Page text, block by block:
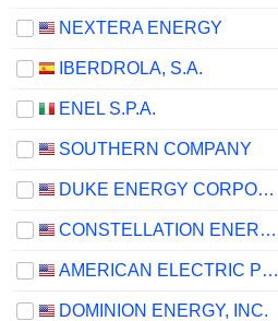
NEXTERA ENERGY
IBERDROLA, S.A.
ENEL S.P.A.
SOUTHERN COMPANY
DUKE ENERGY CORPORATION
CONSTELLATION ENERGY CORPORATION
AMERICAN ELECTRIC POWER COMPANY, INC.
DOMINION ENERGY, INC.